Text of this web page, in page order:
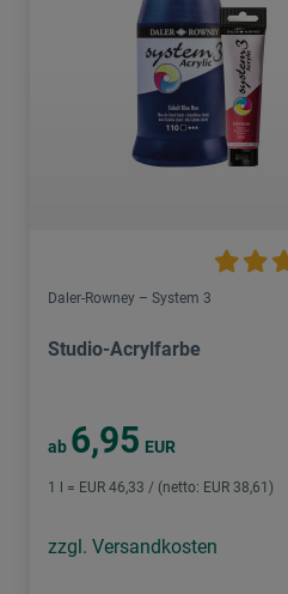
Daler-Rowney – System 3
Studio-Acrylfarbe
ab 6,95 EUR
1 l = EUR 46,33 / (netto: EUR 38,61)
zzgl. Versandkosten